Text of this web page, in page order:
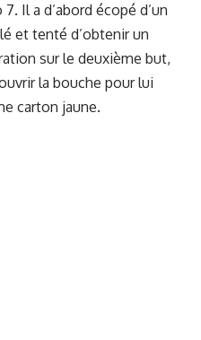
Il a d’abord écopé d’un
et tenté d’obtenir un
sur le deuxième but,
la bouche pour lui
carton jaune.